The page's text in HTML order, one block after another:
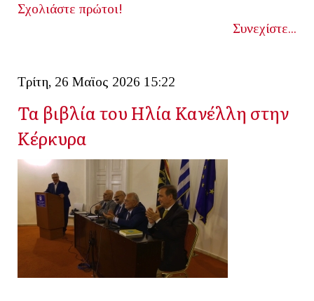
Σχολιάστε πρώτοι!
Συνεχίστε...
Τρίτη, 26 Μαϊος 2026 15:22
Τα βιβλία του Ηλία Κανέλλη στην
Κέρκυρα